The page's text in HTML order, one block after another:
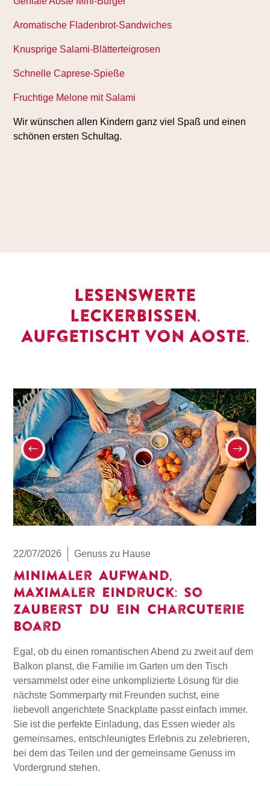
Aromatische Fladenbrot-Sandwiches
Knusprige Salami-Blätterteigrosen
Schnelle Caprese-Spieße
Fruchtige Melone mit Salami
Wir wünschen allen Kindern ganz viel Spaß und einen
schönen ersten Schultag.
LESENSWERTE
LECKERBISSEN.
AUFGETISCHT VON AOSTE.
Minimaler Aufwand,
maximaler Eindruck: So
zauberst du ein Charcuterie
Board
Genuss zu Hause
22/07/2026
Egal, ob du einen romantischen Abend zu zweit auf dem
Balkon planst, die Familie im Garten um den Tisch
versammelst oder eine unkomplizierte Lösung für die
nächste Sommerparty mit Freunden suchst, eine
liebevoll angerichtete Snackplatte passt einfach immer.
Sie ist die perfekte Einladung, das Essen wieder als
gemeinsames, entschleunigtes Erlebnis zu zelebrieren,
bei dem das Teilen und der gemeinsame Genuss im
Vordergrund stehen.